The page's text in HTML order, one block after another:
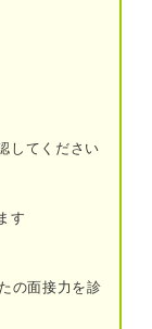
？ 明確にせ
してください
す
の面接力を診